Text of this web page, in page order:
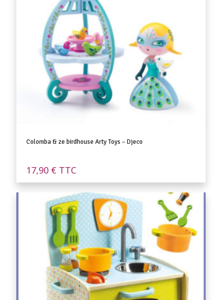
Colomba & ze birdhouse Arty Toys – Djeco
17,90 € TTC